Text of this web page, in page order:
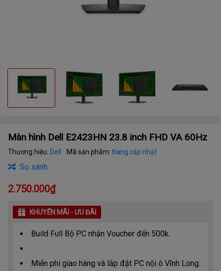
Màn hình Dell E2423HN 23.8 inch FHD VA 60Hz
Thương hiệu: Dell Mã sản phẩm: Đang cập nhật
So sánh
2.750.000₫
KHUYẾN MÃI - ƯU ĐÃI
Build Full Bộ PC nhận Voucher đến 500k.
Miễn phí giao hàng và lắp đặt PC nội ô Vĩnh Long.